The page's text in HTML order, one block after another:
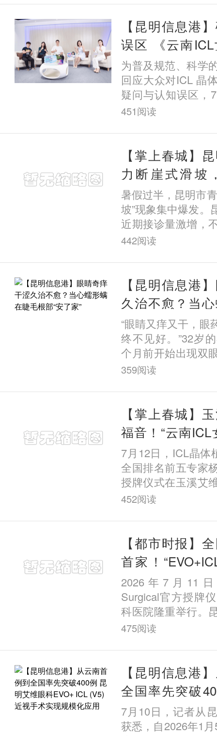
长期
【昆明信息港
误区 《云南
秘“那些做了
么样了”》系列
为普及规范、科学
回应大众对ICL 晶
疑问与认知误区，
信息港与昆明艾维
了I
451阅读
【掌上春城】
力断崖式滑坡
醒：近视不可逆
暑假过半，昆明市
坡”现象集中爆发。
近期接诊量激增，
定的孩子出现度数
市
442阅读
【昆明信息港
久治不愈？当
根部“安了家”
“眼睛又痒又干，眼
终不见好。”32岁
个月前开始出现双
以为是普通的结膜
359阅读
【掌上春城】
福音！“云南
家工作室落地玉
7月12日，ICL晶体
全国排名前五专家
授牌仪式在玉溪艾
行。这标志着国内
边地区的
452阅读
【都市时报】
首家！
育示范中心” 落
2026年7月11日
Surgical官方授牌
科医院隆重举行。
获评全国首
心”。这是继全国
475阅读
【昆明信息港
全国率先突破
眼科EVO+ ICL
现规模化应用
7月10日，记者从
获悉，自2026年1